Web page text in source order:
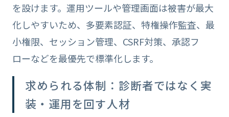
を設けます。運用ツールや管理画面は被害が最大
化しやすいため、多要素認証、特権操作監査、最
小権限、セッション管理、CSRF対策、承認フ
ローなどを最優先で標準化します。
求められる体制：診断者ではなく実
装・運用を回す人材